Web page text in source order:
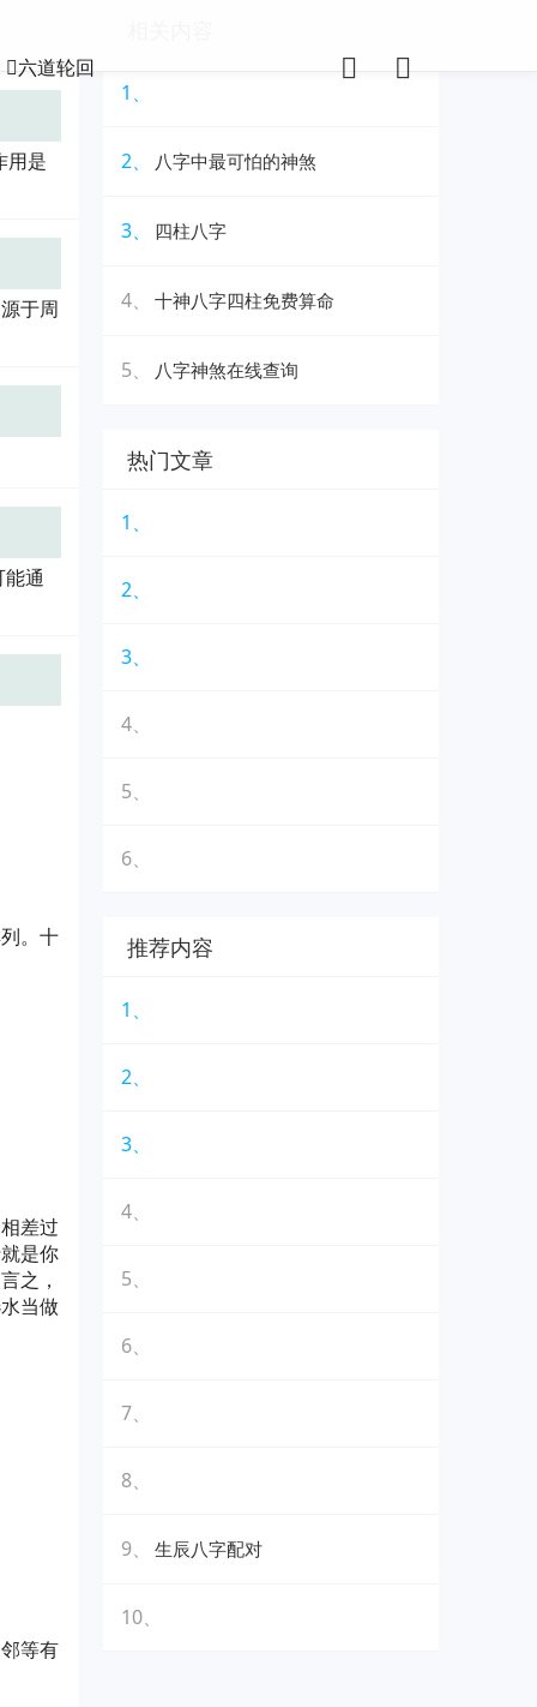
六道轮回
用是
于周
通
。十
差过
是你
之，
当做
等有
1、
2、 八字中最可怕的神煞
3、 四柱八字
4、 十神八字四柱免费算命
5、 八字神煞在线查询
热门文章
1、
2、
3、
4、
5、
6、
推荐内容
1、
2、
3、
4、
5、
6、
7、
8、
9、 生辰八字配对
10、